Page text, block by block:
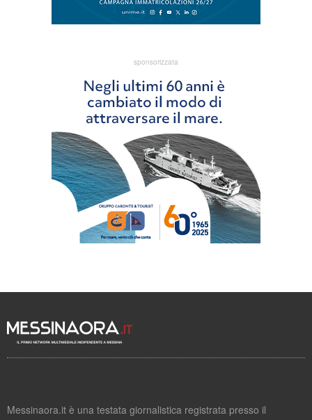
sponsorizzata
Messinaora.it è una testata giornalistica registrata presso il